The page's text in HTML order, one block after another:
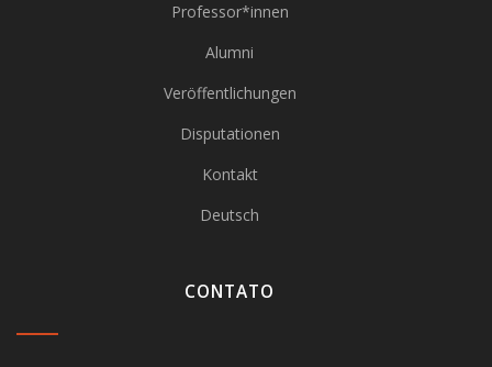
Professor*innen
Alumni
Veröffentlichungen
Disputationen
Kontakt
Deutsch
CONTATO